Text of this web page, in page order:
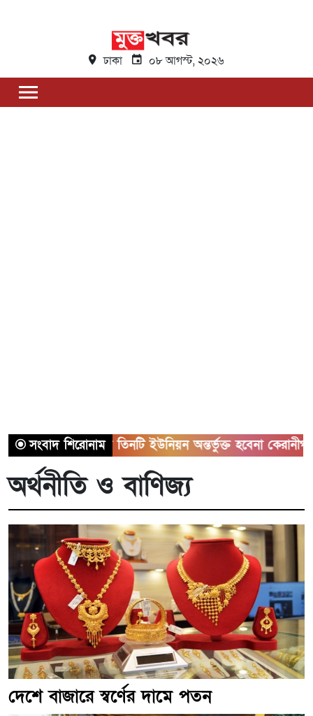
ঢাকা ০৮ আগস্ট, ২০২৬
সংবাদ শিরোনাম
সাভারের তিনটি ইউনিয়ন অন্তর্ভুক্ত হবেনা কেরানীগঞ্জের সাথে
অর্থনীতি ও বাণিজ্য
দেশে বাজারে স্বর্ণের দামে পতন